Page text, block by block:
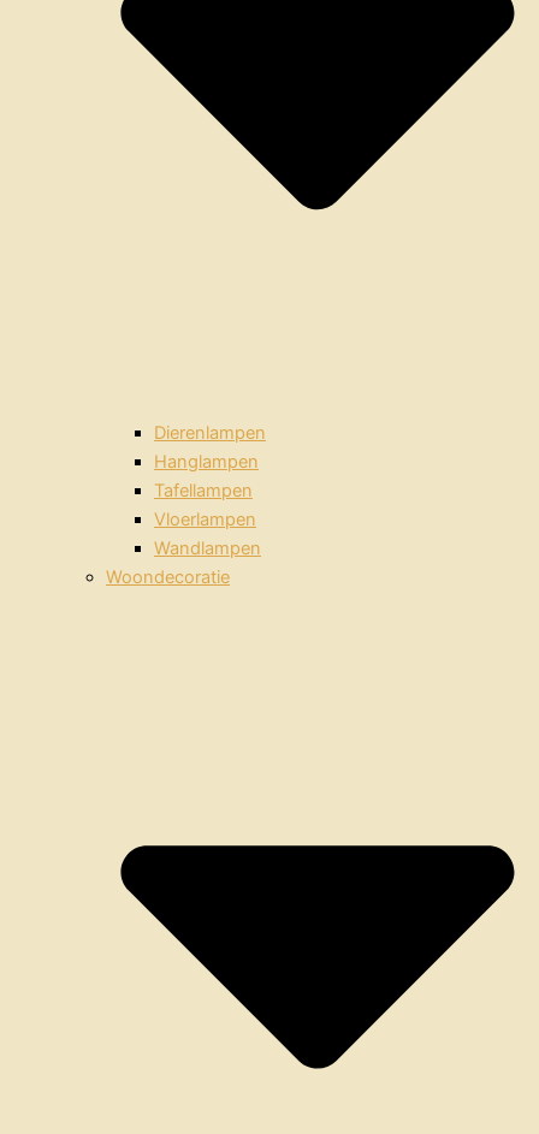
Dierenlampen
Hanglampen
Tafellampen
Vloerlampen
Wandlampen
Woondecoratie